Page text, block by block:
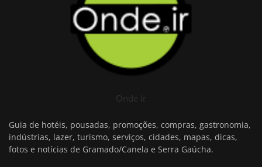
Onde Ir
Guia de hotéis, pousadas, promoções, compras, gastronomia,
indústrias, lazer, turismo, serviços, cidades, mapas, dicas,
fotos e notícias de Gramado/Canela e Serra Gaúcha.